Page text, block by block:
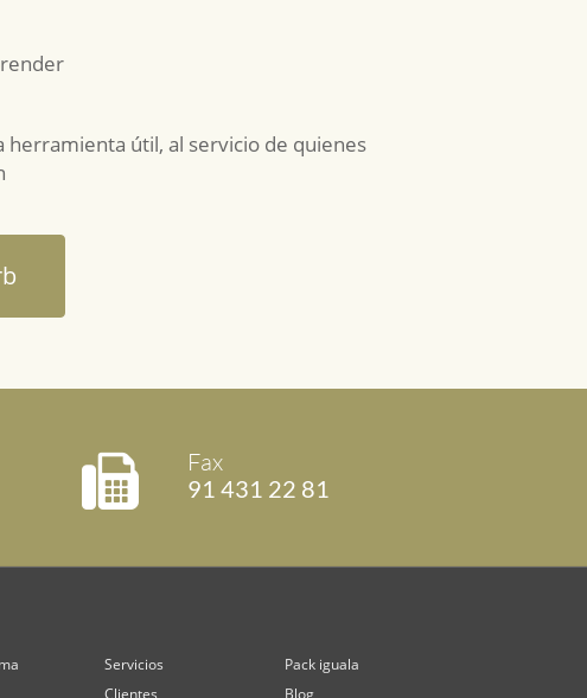
herramienta útil, al servicio de quienes
Fax
91 431 22 81
Servicios
Pack iguala
Clientes Blog